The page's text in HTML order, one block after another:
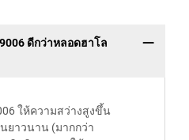
ดีกว่าหลอดฮาโล
ให้ความสว่างสูงขึ้น
นยาวนาน (มากกว่า